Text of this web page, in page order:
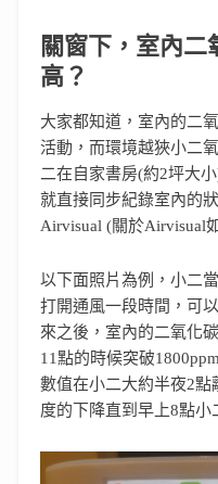
關窗下，室內
高？
大家都知道，室內的二
活動，而環境越狹小二
二在自家書房(約2坪大
就直接同步紀錄室內的
Airvisual (關於Airvisual
以下面照片為例，小二
打開通風一段時間，可
來之後，室內的二氧化
11點的時候突破
數值在小二大約半夜2點
度的下降直到早上8點小